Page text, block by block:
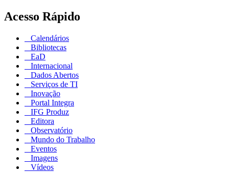
Acesso Rápido
Calendários
Bibliotecas
EaD
Internacional
Dados Abertos
Serviços de TI
Inovação
Portal Integra
IFG Produz
Editora
Observatório
Mundo do Trabalho
Eventos
Imagens
Vídeos